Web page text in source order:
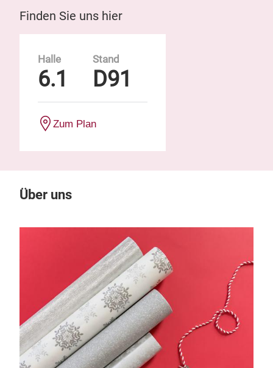
Finden Sie uns hier
Halle
6.1
Stand
D91
Zum Plan
Über uns